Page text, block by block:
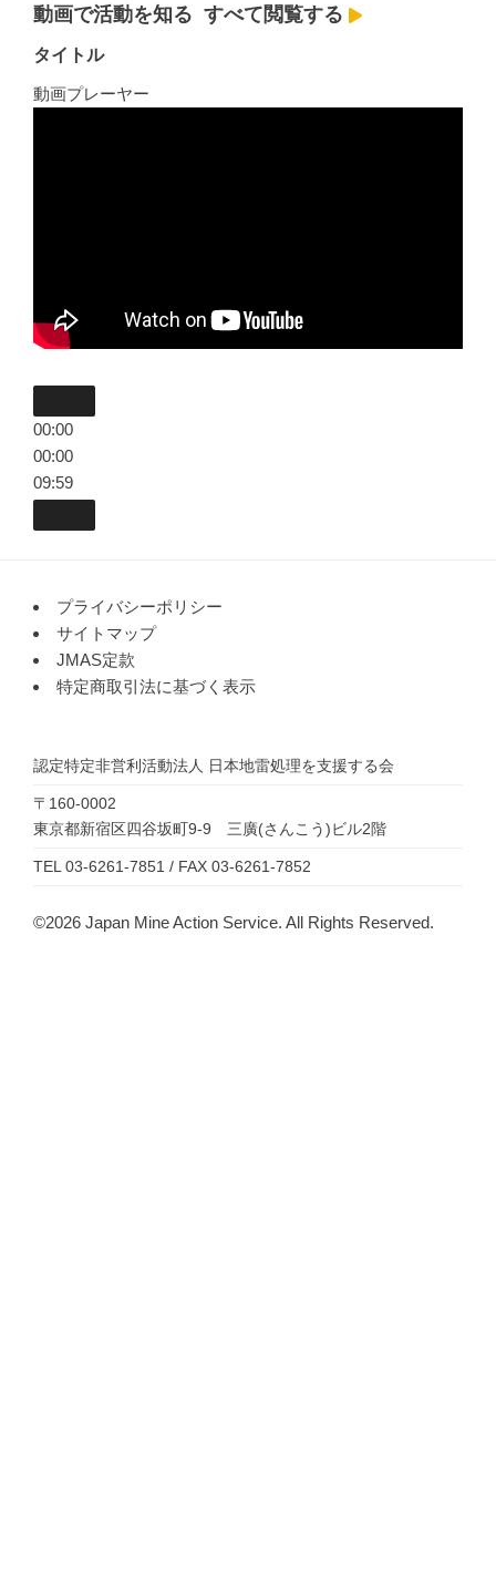
動画で活動を知る すべて閲覧する
タイトル
動画プレーヤー
00:00
00:00
09:59
プライバシーポリシー
サイトマップ
JMAS定款
特定商取引法に基づく表示
認定特定非営利活動法人 日本地雷処理を支援する会
〒160-0002
東京都新宿区四谷坂町9-9 三廣(さんこう)ビル2階
TEL 03-6261-7851 / FAX 03-6261-7852
©2026 Japan Mine Action Service. All Rights Reserved.